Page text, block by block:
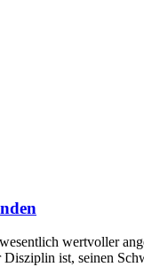
wertvoller
ist, seinen